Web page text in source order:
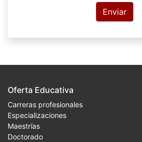
Oferta Educativa
Carreras profesionales
Especializaciones
Maestrías
Doctorado